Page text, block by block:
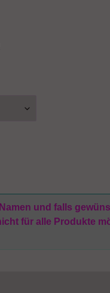
und falls
für alle Produkte